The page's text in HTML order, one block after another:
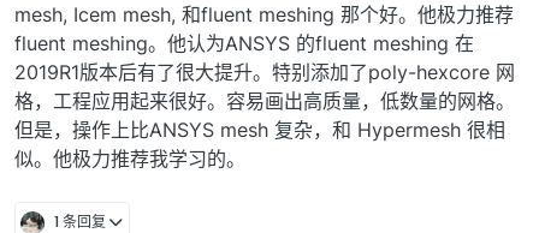
mesh, Icem mesh, 和fluent meshing 那个好。他极力推荐
fluent meshing。他认为ANSYS 的fluent meshing 在
2019R1版本后有了很大提升。特别添加了poly-hexcore 网
格，工程应用起来很好。容易画出高质量，低数量的网格。
但是，操作上比ANSYS mesh 复杂，和 Hypermesh 很相
似。他极力推荐我学习的。
1 条回复